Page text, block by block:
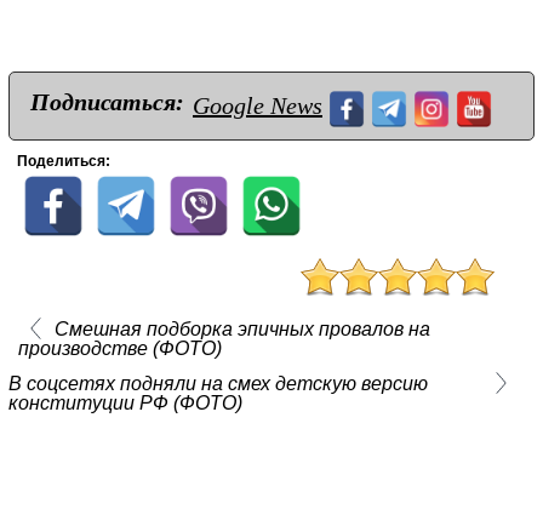
Подписаться: Google News
Поделиться:
Смешная подборка эпичных провалов на
производстве (ФОТО)
В соцсетях подняли на смех детскую версию
конституции РФ (ФОТО)